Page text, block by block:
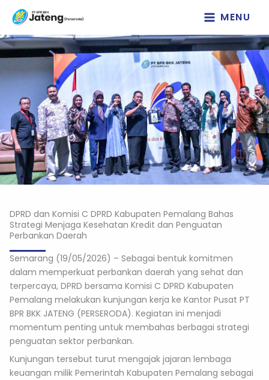
Lewati
konten
MENU
DPRD dan Komisi C DPRD Kabupaten Pemalang Bahas
Strategi Menjaga Kesehatan Kredit dan Penguatan
Perbankan Daerah
Semarang (19/05/2026) – Sebagai bentuk komitmen
dalam memperkuat perbankan daerah yang sehat dan
terpercaya, DPRD bersama Komisi C DPRD Kabupaten
Pemalang melakukan kunjungan kerja ke Kantor Pusat PT
BPR BKK JATENG (PERSERODA). Kegiatan ini menjadi
momentum penting untuk membahas berbagai strategi
penguatan sektor perbankan.
Kunjungan tersebut turut mengajak jajaran lembaga
keuangan milik Pemerintah Kabupaten Pemalang sebagai